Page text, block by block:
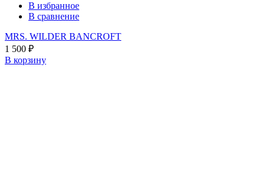
В избранное
В сравнение
MRS. WILDER BANCROFT
1 500 ₽
В корзину